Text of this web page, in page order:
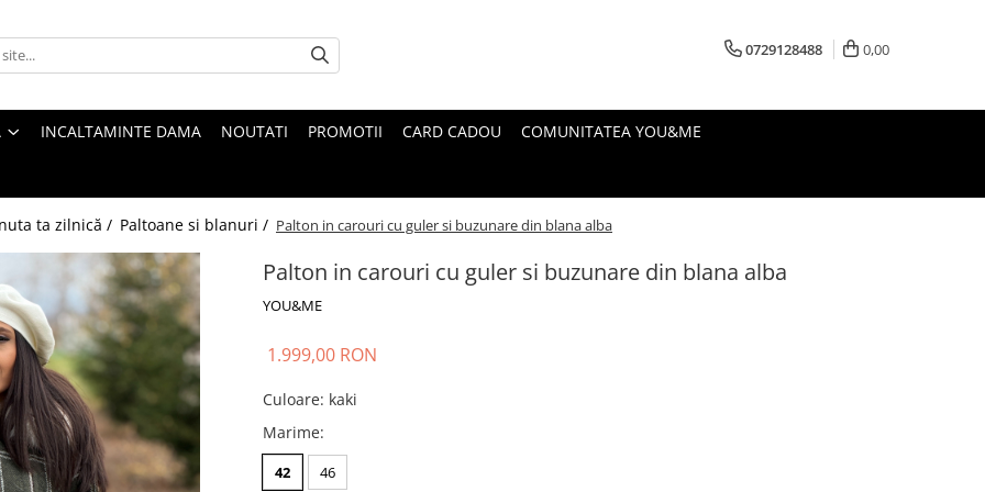
0729128488 0,00
INCALTAMINTE DAMA NOUTATI PROMOTII CARD CADOU COMUNITATEA YOU&ME
ta zilnică / Paltoane si blanuri / Palton in carouri cu guler si buzunare din blana alba
Palton in carouri cu guler si buzunare din blana alba
YOU&ME
1.999,00 RON
Culoare: kaki
Marime:
42 46